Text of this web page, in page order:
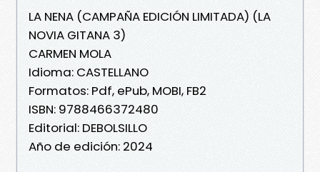
LA NENA (CAMPAÑA EDICIÓN LIMITADA) (LA
NOVIA GITANA 3)
CARMEN MOLA
Idioma: CASTELLANO
Formatos: Pdf, ePub, MOBI, FB2
ISBN: 9788466372480
Editorial: DEBOLSILLO
Año de edición: 2024